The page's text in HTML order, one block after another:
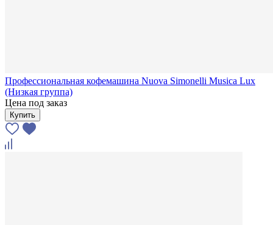
Профессиональная кофемашина Nuova Simonelli Musica Lux
(Низкая группа)
Цена под заказ
Купить